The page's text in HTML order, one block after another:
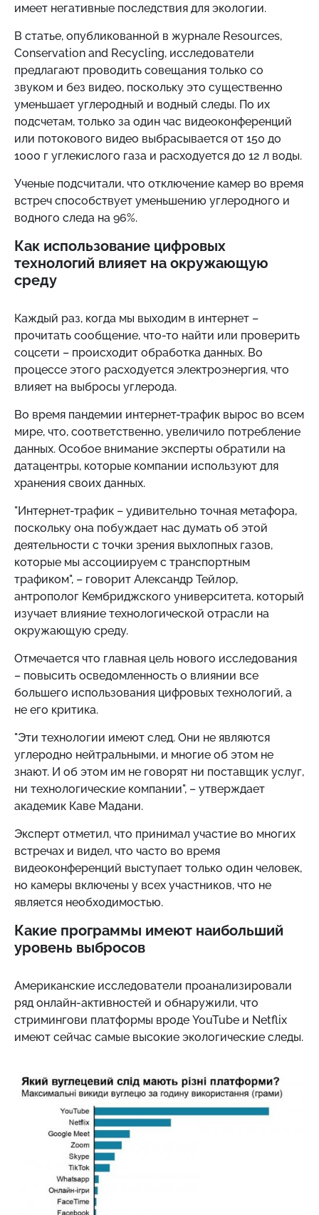
имеет негативные последствия для экологии.
В статье, опубликованной в журнале Resources,
Conservation and Recycling, исследователи
предлагают проводить совещания только со
звуком и без видео, поскольку это существенно
уменьшает углеродный и водный следы. По их
подсчетам, только за один час видеоконференций
или потокового видео выбрасывается от 150 до
1000 г углекислого газа и расходуется до 12 л воды.
Ученые подсчитали, что отключение камер во время
встреч способствует уменьшению углеродного и
водного следа на 96%.
Как использование цифровых
технологий влияет на окружающую
среду
Каждый раз, когда мы выходим в интернет –
прочитать сообщение, что-то найти или проверить
соцсети – происходит обработка данных. Во
процессе этого расходуется электроэнергия, что
влияет на выбросы углерода.
Во время пандемии интернет-трафик вырос во всем
мире, что, соответственно, увеличило потребление
данных. Особое внимание эксперты обратили на
датацентры, которые компании используют для
хранения своих данных.
"Интернет-трафик – удивительно точная метафора,
поскольку она побуждает нас думать об этой
деятельности с точки зрения выхлопных газов,
которые мы ассоциируем с транспортным
трафиком", – говорит Александр Тейлор,
антрополог Кембриджского университета, который
изучает влияние технологической отрасли на
окружающую среду.
Отмечается что главная цель нового исследования
– повысить осведомленность о влиянии все
большего использования цифровых технологий, а
не его критика.
"Эти технологии имеют след. Они не являются
углеродно нейтральными, и многие об этом не
знают. И об этом им не говорят ни поставщик услуг,
ни технологические компании", – утверждает
академик Каве Мадани.
Эксперт отметил, что принимал участие во многих
встречах и видел, что часто во время
видеоконференций выступает только один человек,
но камеры включены у всех участников, что не
является необходимостью.
Какие программы имеют наибольший
уровень выбросов
Американские исследователи проанализировали
ряд онлайн-активностей и обнаружили, что
стримингови платформы вроде YouTube и Netflix
имеют сейчас самые высокие экологические следы.